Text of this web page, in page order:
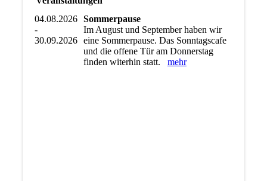
04.08.2026
-
30.09.2026
Sommerpause
Im August und September haben wir
eine Sommerpause. Das Sonntagscafe
und die offene Tür am Donnerstag
finden witerhin statt. mehr